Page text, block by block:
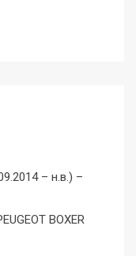
– н.в.) –
BOXER